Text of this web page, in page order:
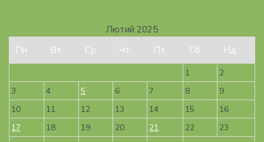
Лютий 2025
Пн
Вт Ср Чт Пт Сб Нд
1
2
3
4 5 6 7 8
9
10
11 12 13 14 15
16
17
18 19 20 21 22
23